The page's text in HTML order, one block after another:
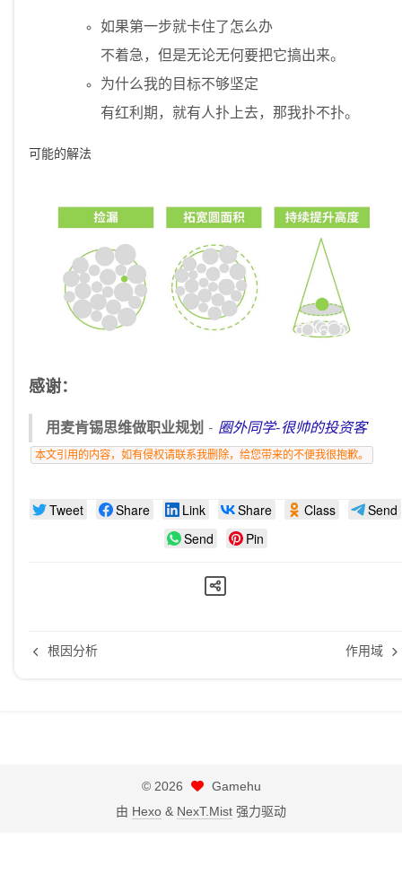
如果第一步就卡住了怎么办
不着急，但是无论无何要把它搞出来。
为什么我的目标不够坚定
有红利期，就有人扑上去，那我扑不扑。
可能的解法
感谢：
用麦肯锡思维做职业规划 圈外同学-很帅的投资客
本文引用的内容，如有侵权请联系我删除，给您带来的不便我很抱歉。
Tweet Share Link Share Class
Send
Send
Pin
根因分析 作用域
© 2026
Gamehu
由 Hexo & NexT.Mist 强力驱动